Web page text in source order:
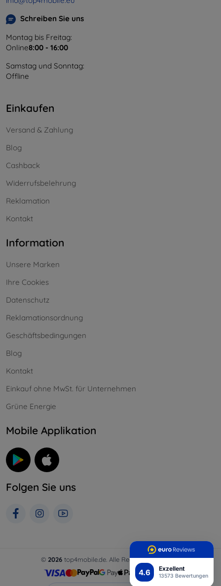
4.6 Exzellent
13573 Bewertungen
Schreiben Sie uns
Montag bis Freitag:
Online8:00 - 16:00
Samstag und Sonntag:
Offline
Einkaufen
Versand & Zahlung
Blog
Cashback
Widerrufsbelehrung
Reklamation
Kontakt
Information
Unsere Marken
Ihre Cookies
Datenschutz
Reklamationsordnung
Geschäftsbedingungen
Blog
Kontakt
Einkauf ohne MwSt. für Unternehmen
Grüne Energie
Mobile Applikation
Folgen Sie uns
© 2026 top4mobile.de. Alle Rechte vorbehalten.